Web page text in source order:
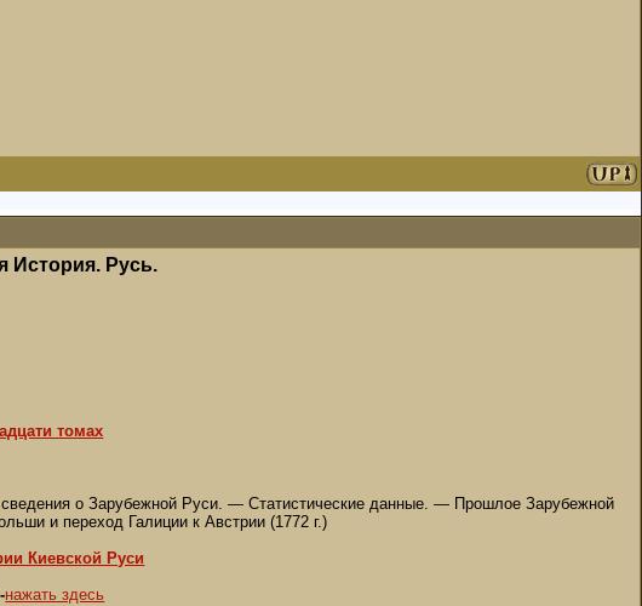
История. Русь.
томах
сведения о Зарубежной Руси. — Статистические данные. — Прошлое Зарубежной
и переход Галиции к Австрии (1772 г.)
Киевской Руси
нажать здесь